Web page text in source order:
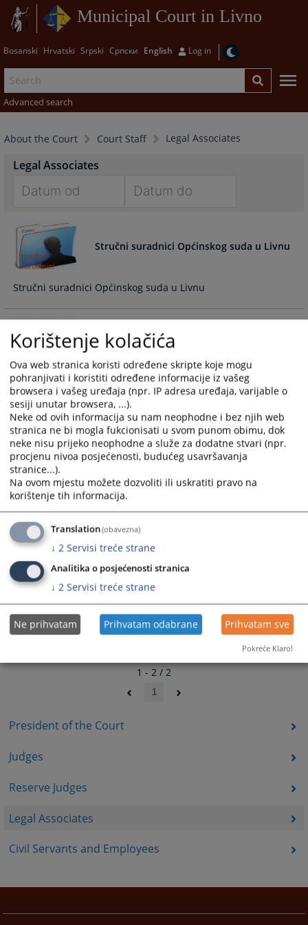
Municipal Court in Livno
Bosanski Hrvatski Srpski Српски English Log in
Advanced search
About the Court Court Staff Legal Associates
President of the Court
Judges
Reserve Judges
Legal Associates
Civil Servants and Employees
Legal Associates
forward
to
interact
the
and
select
a
date.
Press
the
question
mark
key
to
get
the
keyboard
shortcuts
for
changing
dates.
to
the
and
select
a
date.
Press
the
question
mark
key
to
the
keyboard
shortcuts
for
changing
dates.
Stručni suradnici Općinskog suda u Livnu
Stručni suradnici Općinskog suda u Livnu
Stručni suradnici odjeljenja suda u
Tomislavgradu
Stručni suradnici Općinskog suda u Livnu odjeljenja suda u
Tomislavgradu.
1 - 2 / 2
1
Korištenje kolačića
Ova web stranica koristi određene skripte koje mogu
pohranjivati i koristiti određene informacije iz vašeg
browsera i vašeg uređaja (npr. IP adresa uređaja, varijable o
sesiji unutar browsera, ...).
Neke od ovih informacija su nam neophodne i bez njih web
stranica ne bi mogla fukcionisati u svom punom obimu, dok
neke nisu prijeko neophodne a služe za dodatne stvari (npr.
procjenu nivoa posjećenosti, budućeg usavršavanja
stranice...).
Na ovom mjestu možete dozvoliti ili uskratiti pravo na
korištenje tih informacija.
Translation(obavezna)
↓ 2 Servisi treće strane
Analitika o posjećenosti stranica
↓ 2 Servisi treće strane
Ne prihvatam Prihvatam odabrane Prihvatam sve
Pokreće Klaro!